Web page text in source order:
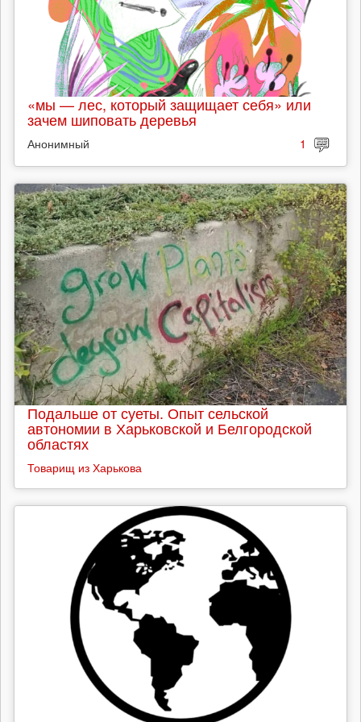
«мы — лес, который защищает себя» или
зачем шиповать деревья
Анонимный 1
Подальше от суеты. Опыт сельской
автономии в Харьковской и Белгородской
областях
Товарищ из Харькова